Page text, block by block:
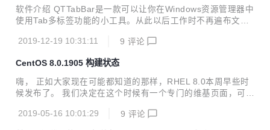
息，修复热键冲突问题；实现创建空文件 1.3 更新插件实现去
重，排序功能 下载地址 https://github.com/indiff/qttabbar/re
软件介绍 QTTabBar是一款可以让你在Windows资源管理器中
使用Tab多标签功能的小工具。从此以后工作时不再遍布文件
率。就像IE 7和Firefox、Opera那样的。QTTabBar还提供了
等。 版本更新 1.3 更新插件实现去重，排序功能 下载地址 htt
ps://github.com/indiff/qttabbar/releases/tag/1.3 使用方法
先安装QTTabBar 资源管理器中，组织—>布局—>菜单栏 右
2019-12-19 10:31:11 9 评论
CentOS 8.0.1905 构建状态
嗨， 正如大家现在可能都知道的那样，RHEL 8.0本周早些时
候发布了。 我们决定在这个时候有一个专门的维基页面，可以
后指向更新的内容：https://wiki.centos.org/About/Building_
2019-05-16 10:01:29 9 评论